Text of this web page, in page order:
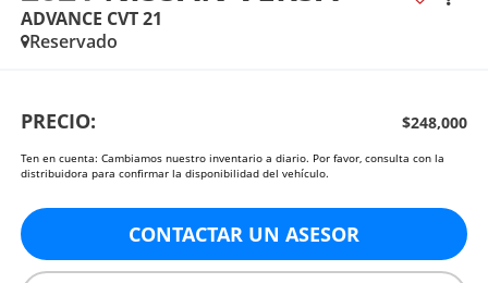
ADVANCE CVT 21
Reservado
PRECIO: $248,000
Ten en cuenta: Cambiamos nuestro inventario a diario. Por favor, consulta con la
distribuidora para confirmar la disponibilidad del vehículo.
CONTACTAR UN ASESOR